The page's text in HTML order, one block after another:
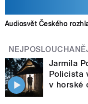
Audiosvět Českého
Jarmila
Policista
v horské